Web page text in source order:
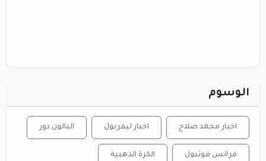
الوسوم
اخبار محمد صلاح اخبار ليفربول البالون دور
فرانس فوتبول الكرة الذهبية